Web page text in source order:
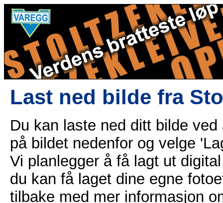
Last ned bilde fra
Du kan laste ned ditt bilde
på bildet nedenfor og velge
Vi planlegger å få lagt ut
du kan få laget dine egne
tilbake med mer informasjon